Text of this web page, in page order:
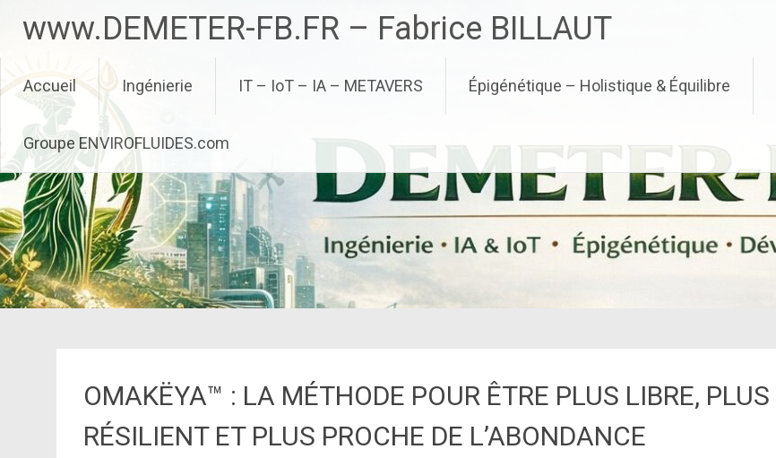
contenu
www.DEMETER-FB.FR – Fabrice BILLAUT
Accueil Ingénierie IT – IoT – IA – METAVERS Épigénétique – Holistique & Équilibre
Groupe ENVIROFLUIDES.com
OMAKËYA™ : LA MÉTHODE POUR ÊTRE PLUS LIBRE, PLUS
RÉSILIENT ET PLUS PROCHE DE L’ABONDANCE